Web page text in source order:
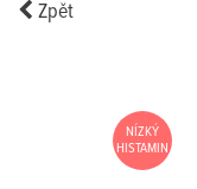
Zpět
NÍZKÝ
HISTAMIN